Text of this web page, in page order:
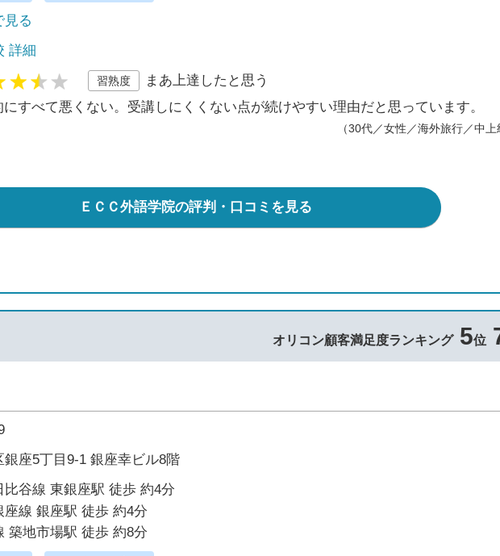
見る
詳細
習熟度
まあ上達したと思う
にすべて悪くない。受講しにくくない点が続けやすい理由だと思っています。
（30代／女性／海外旅行／中上
ＥＣＣ外語学院の評判・口コミを見る
オリコン顧客満足度ランキング5位
銀座5丁目9-1 銀座幸ビル8階
比谷線 東銀座駅 徒歩 約4分
座線 銀座駅 徒歩 約4分
築地市場駅 徒歩 約8分